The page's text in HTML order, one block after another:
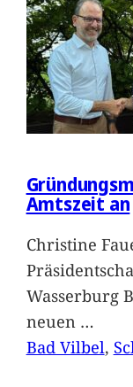
Amtszeit an
Christine
Wasserburg
neuen …
Bad Vilbel,